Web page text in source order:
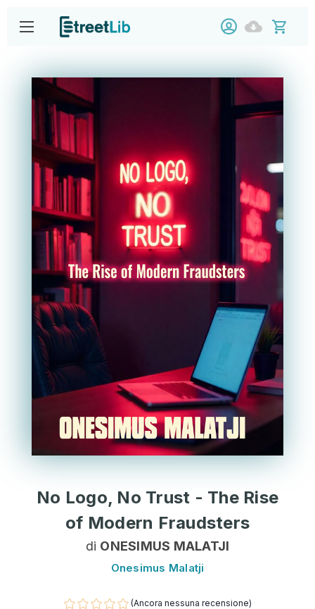
No Logo, No Trust - The Rise
of Modern Fraudsters
di ONESIMUS MALATJI
Onesimus Malatji
(Ancora nessuna recensione)